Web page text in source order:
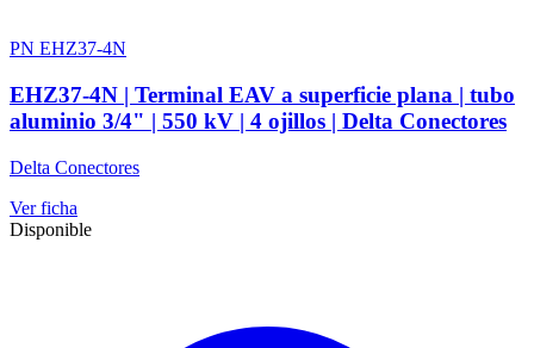
PN EHZ37-4N
EHZ37-4N | Terminal EAV a superficie plana | tubo
aluminio 3/4" | 550 kV | 4 ojillos | Delta Conectores
Delta Conectores
Ver ficha
Disponible